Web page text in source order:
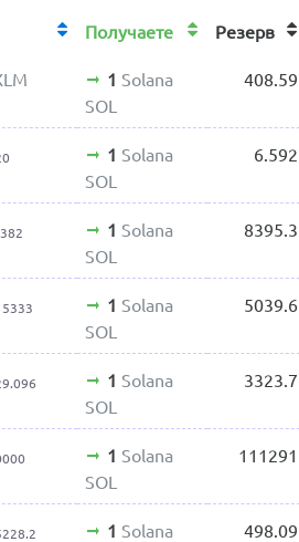
Получаете Резерв
1 Solana
SOL
408.59
1 Solana
SOL
6.592
1 Solana
SOL
8395.3
1 Solana
SOL
5039.6
1 Solana
SOL
3323.7
1 Solana
SOL
111291
1 Solana
498.09